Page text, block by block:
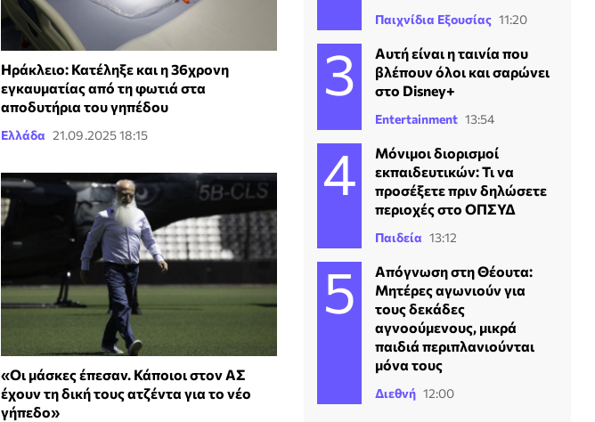
Ηράκλειο: Κατέληξε και η 36χρονη
εγκαυματίας από τη φωτιά στα
αποδυτήρια του γηπέδου
Ελλάδα 21.09.2025 18:15
«Οι μάσκες έπεσαν. Κάποιοι στον ΑΣ
έχουν τη δική τους ατζέντα για το νέο
γήπεδο»
Παιχνίδια Εξουσίας 11:20
Αυτή είναι η ταινία που
βλέπουν όλοι και σαρώνει
στο Disney+
Entertainment 13:54
Μόνιμοι διορισμοί
εκπαιδευτικών: Τι να
προσέξετε πριν δηλώσετε
περιοχές στο ΟΠΣΥΔ
Παιδεία 13:12
Απόγνωση στη Θέουτα:
Μητέρες αγωνιούν για
τους δεκάδες
αγνοούμενους, μικρά
παιδιά περιπλανιούνται
μόνα τους
Διεθνή 12:00